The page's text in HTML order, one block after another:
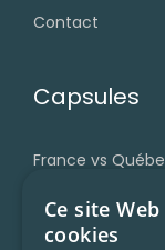
Contact
Capsules
France vs
Accent et
Ce site
cookies